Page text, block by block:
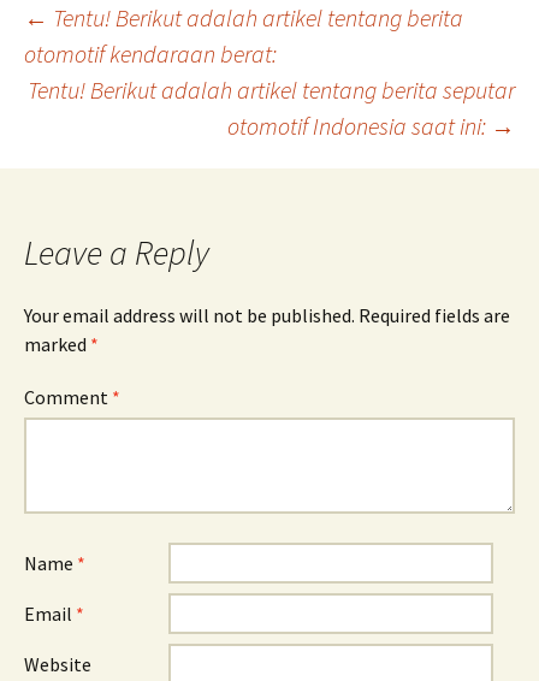
Post
navigation
← Tentu! Berikut adalah artikel tentang berita
otomotif kendaraan berat:
Tentu! Berikut adalah artikel tentang berita seputar
otomotif Indonesia saat ini: →
Leave a Reply
Your email address will not be published. Required fields are
marked *
Comment *
Name *
Email *
Website